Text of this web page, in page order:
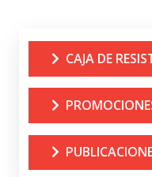
CAJA DE